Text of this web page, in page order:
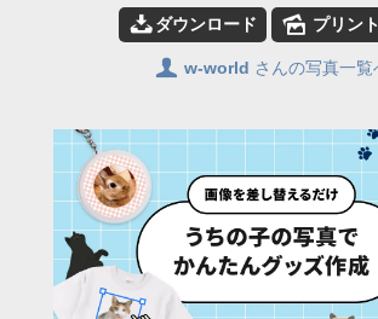
📥ダウンロード 🌄 プリン
👤 w-world さんの写真一覧